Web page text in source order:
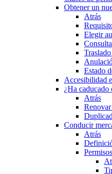
Obtener un
Atrás
Elegir
Estado
Accesibilidad
¿Ha caducado
Atrás
Conducir
Atrás